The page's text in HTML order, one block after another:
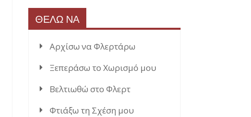
ΘΕΛΩ ΝΑ
Αρχίσω να Φλερτάρω
Ξεπεράσω το Χωρισμό μου
Βελτιωθώ στο Φλερτ
Φτιάξω τη Σχέση μου